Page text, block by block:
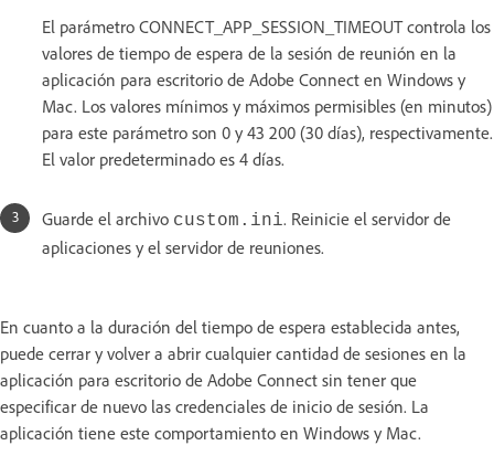
El parámetro CONNECT_APP_SESSION_TIMEOUT controla los
valores de tiempo de espera de la sesión de reunión en la
aplicación para escritorio de Adobe Connect en Windows y
Mac. Los valores mínimos y máximos permisibles (en minutos)
para este parámetro son 0 y 43 200 (30 días), respectivamente.
El valor predeterminado es 4 días.
Guarde el archivo custom.ini. Reinicie el servidor de
aplicaciones y el servidor de reuniones.
En cuanto a la duración del tiempo de espera establecida antes,
puede cerrar y volver a abrir cualquier cantidad de sesiones en la
aplicación para escritorio de Adobe Connect sin tener que
especificar de nuevo las credenciales de inicio de sesión. La
aplicación tiene este comportamiento en Windows y Mac.